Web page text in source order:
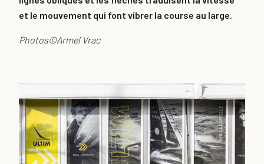
et le mouvement qui font vibrer la course au large.
Photos©Armel Vrac